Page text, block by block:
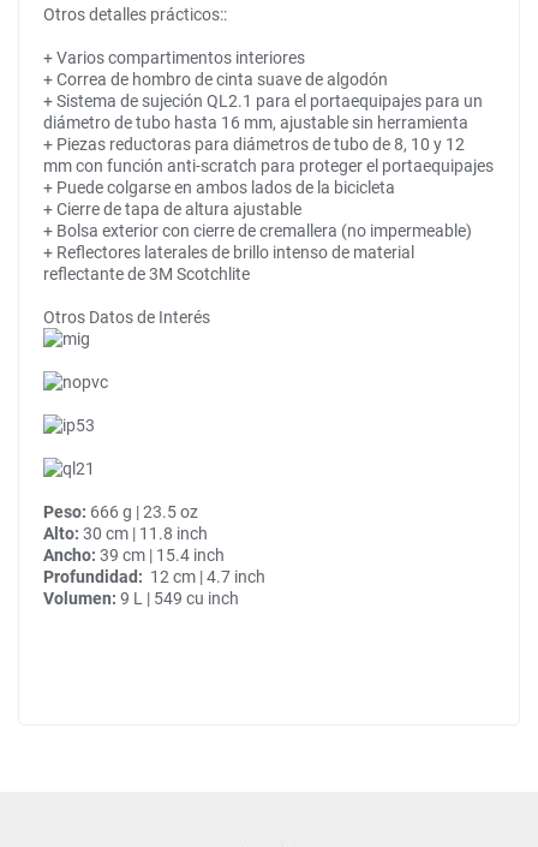
Otros detalles prácticos::
+ Varios compartimentos interiores
+ Correa de hombro de cinta suave de algodón
+ Sistema de sujeción QL2.1 para el portaequipajes para un
diámetro de tubo hasta 16 mm, ajustable sin herramienta
+ Piezas reductoras para diámetros de tubo de 8, 10 y 12
mm con función anti-scratch para proteger el portaequipajes
+ Puede colgarse en ambos lados de la bicicleta
+ Cierre de tapa de altura ajustable
+ Bolsa exterior con cierre de cremallera (no impermeable)
+ Reflectores laterales de brillo intenso de material
reflectante de 3M Scotchlite
Otros Datos de Interés
Peso: 666 g | 23.5 oz
Alto: 30 cm | 11.8 inch
Ancho: 39 cm | 15.4 inch
Profundidad: 12 cm | 4.7 inch
Volumen: 9 L | 549 cu inch